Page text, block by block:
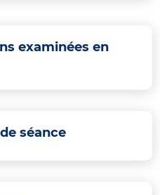
examinées en
séance